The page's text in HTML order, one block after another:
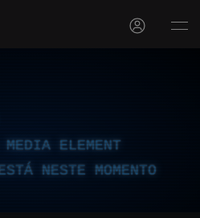
ELEMENT
NESTE MOMENTO